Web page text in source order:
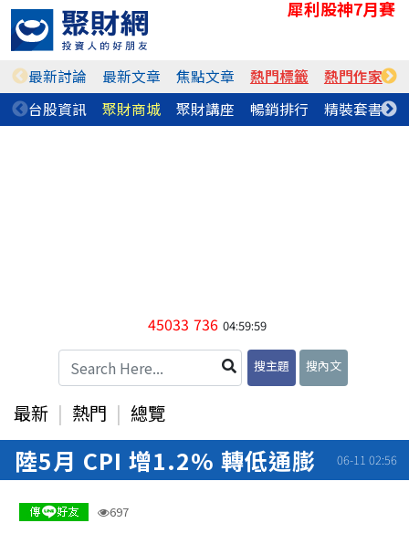
犀利股神7月賽
最新討論 最新文章 焦點文章 熱門標籤 熱門作家
台股資訊
聚財商城 聚財講座 暢銷排行 精裝套書
45033 736 04:59:59
搜主題 搜內文
最新 熱門 總覽
陸5月 CPI 增1.2% 轉低通膨 06-11 02:56
697